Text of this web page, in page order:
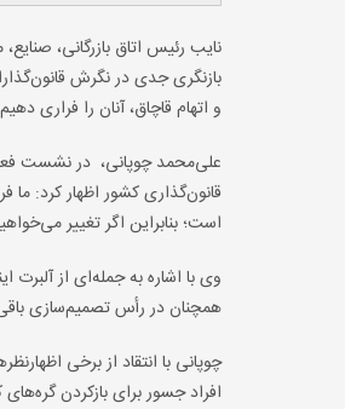
نایب رئیس اتاق بازرگانی،
بازنگری جدی در نگرش
و اتهام قاچاق، آنان را فراری
علی‌محمد چوپانی، در نشست
قانون‌گذاری کشور اظهار کرد:
است؛ بنابراین اگر تغییر
وی با اشاره به جمله‌ای از
همچنان در رأس تصمیم‌سازی
چوپانی با انتقاد از برخی
افراد جسور برای بازکردن